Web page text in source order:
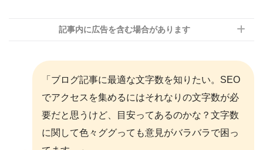
記事内に広告を含む場合があります
「ブログ記事に最適な文字数を知りたい。SEO
でアクセスを集めるにはそれなりの文字数が必
要だと思うけど、目安ってあるのかな？文字数
に関して色々ググっても意見がバラバラで困っ